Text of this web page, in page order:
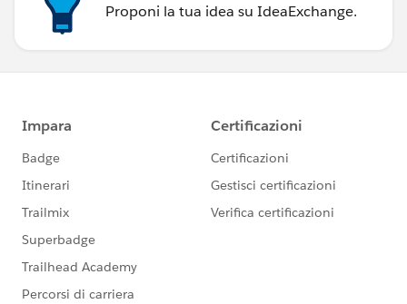
Proponi la tua idea su IdeaExchange.